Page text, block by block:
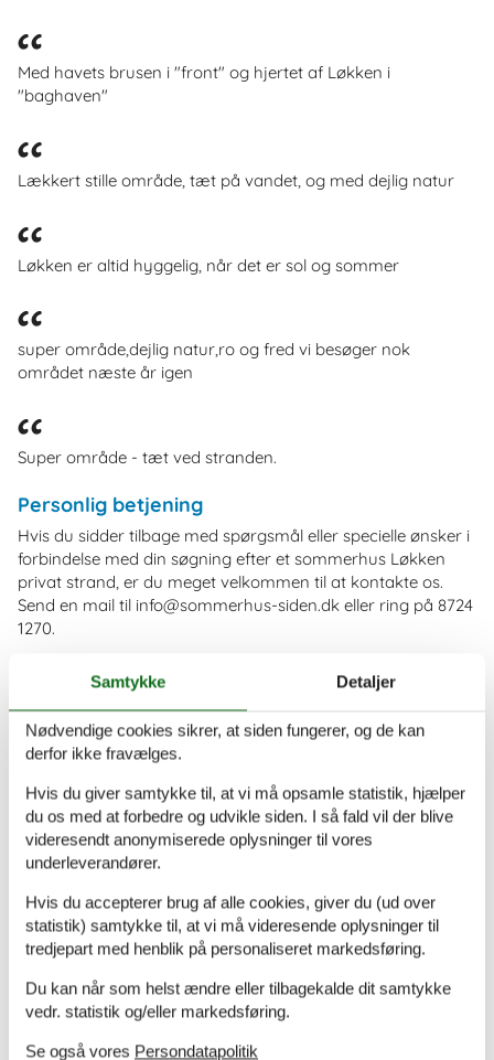
Med havets brusen i "front" og hjertet af Løkken i
"baghaven"
Lækkert stille område, tæt på vandet, og med dejlig natur
Løkken er altid hyggelig, når det er sol og sommer
super område,dejlig natur,ro og fred vi besøger nok
området næste år igen
Super område - tæt ved stranden.
Personlig betjening
Hvis du sidder tilbage med spørgsmål eller specielle ønsker i
forbindelse med din søgning efter et sommerhus Løkken
privat strand, er du meget velkommen til at kontakte os.
Send en mail til info@sommerhus-siden.dk eller ring på 8724
1270.
meget nemt og alt foregik uden problemer af nogen art
Nemt, ingen broblemer
Alt gik som smurt
Meget nemt og god service
Samtykke Detaljer
Nødvendige cookies sikrer, at siden fungerer, og de kan
derfor ikke fravælges.
Hvis du giver samtykke til, at vi må opsamle statistik, hjælper
du os med at forbedre og udvikle siden. I så fald vil der blive
videresendt anonymiserede oplysninger til vores
underleverandører.
Hvis du accepterer brug af alle cookies, giver du (ud over
statistik) samtykke til, at vi må videresende oplysninger til
tredjepart med henblik på personaliseret markedsføring.
Du kan når som helst ændre eller tilbagekalde dit samtykke
vedr. statistik og/eller markedsføring.
Se også vores Persondatapolitik